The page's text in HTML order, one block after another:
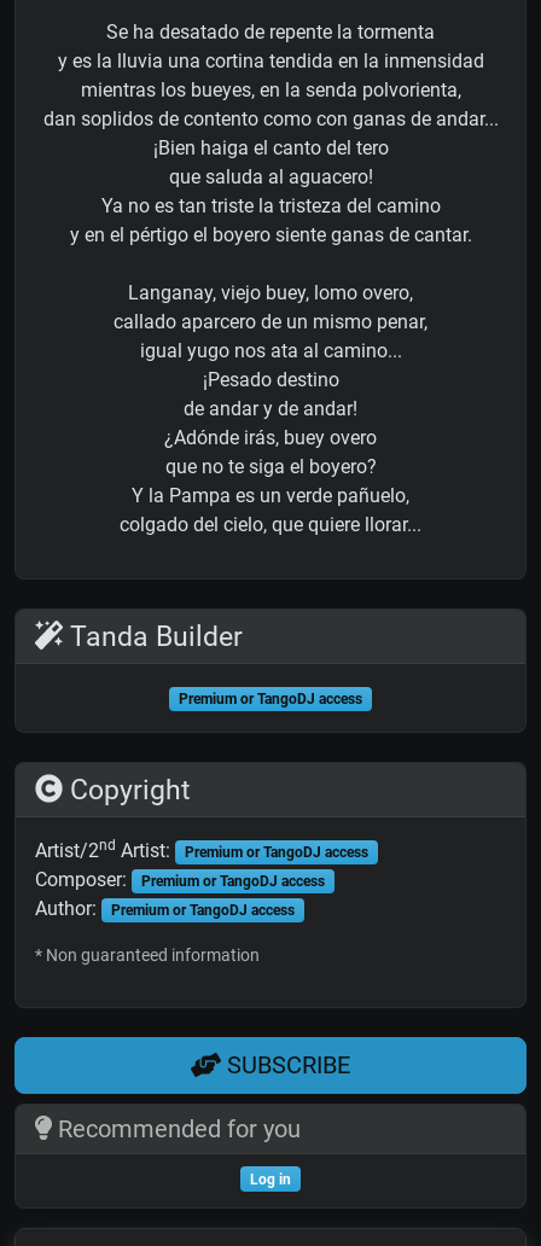
Se ha desatado de repente la tormenta
y es la lluvia una cortina tendida en la inmensidad
mientras los bueyes, en la senda polvorienta,
dan soplidos de contento como con ganas de andar...
¡Bien haiga el canto del tero
que saluda al aguacero!
Ya no es tan triste la tristeza del camino
y en el pértigo el boyero siente ganas de cantar.
Langanay, viejo buey, lomo overo,
callado aparcero de un mismo penar,
igual yugo nos ata al camino...
¡Pesado destino
de andar y de andar!
¿Adónde irás, buey overo
que no te siga el boyero?
Y la Pampa es un verde pañuelo,
colgado del cielo, que quiere llorar...
Tanda Builder
Premium or TangoDJ access
Copyright
Artist/2nd Artist: Premium or TangoDJ access
Composer: Premium or TangoDJ access
Author: Premium or TangoDJ access
* Non guaranteed information
SUBSCRIBE
Recommended for you
Log in